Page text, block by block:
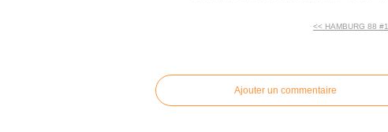
<< HAMBURG 88 #1
Ajouter un commentaire